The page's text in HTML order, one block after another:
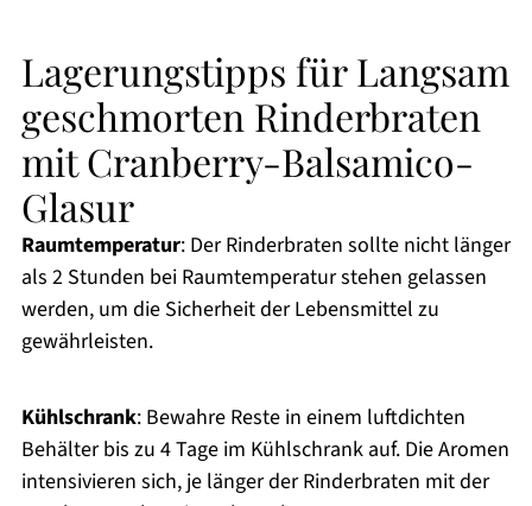
Lagerungstipps für Langsam
geschmorten Rinderbraten
mit Cranberry-Balsamico-
Glasur
Raumtemperatur: Der Rinderbraten sollte nicht länger
als 2 Stunden bei Raumtemperatur stehen gelassen
werden, um die Sicherheit der Lebensmittel zu
gewährleisten.
Kühlschrank: Bewahre Reste in einem luftdichten
Behälter bis zu 4 Tage im Kühlschrank auf. Die Aromen
intensivieren sich, je länger der Rinderbraten mit der